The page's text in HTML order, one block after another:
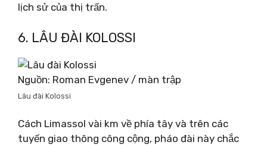
lịch sử của thị trấn.
6. LÂU ĐÀI KOLOSSI
Nguồn: Roman Evgenev / màn trập
Lâu đài Kolossi
Cách Limassol vài km về phía tây và trên các
tuyến giao thông công cộng, pháo đài này chắc